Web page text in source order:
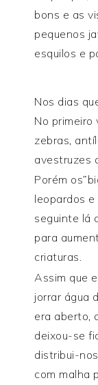
bons e as
pequenos
esquilos e
Nos dias
No primeiro
zebras,
avestruzes
Porém
leopardos
seguinte lá
para
criaturas.
Assim que
jorrar água
era aberto,
deixou-se
distribui-
com malha